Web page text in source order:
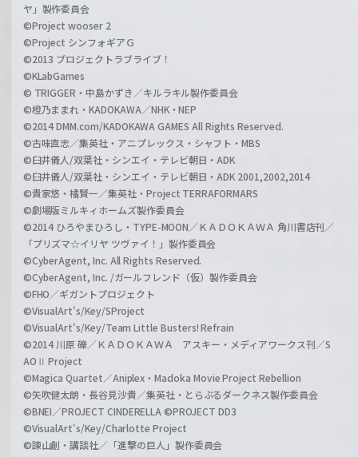
ヤ」製作委員会
©Project wooser 2
©Project シンフォギアＧ
©2013 プロジェクトラブライブ！
©KLabGames
© TRIGGER・中島かずき／キルラキル製作委員会
©橙乃ままれ・KADOKAWA／NHK・NEP
©2014 DMM.com/KADOKAWA GAMES All Rights Reserved.
©古味直志／集英社・アニプレックス・シャフト・MBS
©臼井儀人/双葉社・シンエイ・テレビ朝日・ADK
©臼井儀人/双葉社・シンエイ・テレビ朝日・ADK 2001,2002,2014
©貴家悠・橘賢一／集英社・Project TERRAFORMARS
©劇場版ミルキィホームズ製作委員会
©2014 ひろやまひろし・TYPE-MOON／ＫＡＤＯＫＡＷＡ 角川書店刊／
「プリズマ☆イリヤ ツヴァイ！」製作委員会
©CyberAgent, Inc. All Rights Reserved.
©CyberAgent, Inc. /ガールフレンド（仮）製作委員会
©FHO／ギガントプロジェクト
©VisualArt's/Key/SProject
©VisualArt's/Key/Team Little Busters! Refrain
©2014 川原 礫／ＫＡＤＯＫＡＷＡ アスキー・メディアワークス刊／S
AOⅡ Project
©Magica Quartet／Aniplex・Madoka Movie Project Rebellion
©矢吹健太朗・長谷見沙貴／集英社・とらぶるダークネス製作委員会
©BNEI／PROJECT CINDERELLA ©PROJECT DD3
©VisualArt's/Key/Charlotte Project
©諫山創・講談社／「進撃の巨人」製作委員会